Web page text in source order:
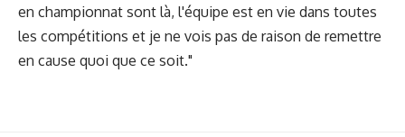
en championnat sont là, l'équipe est en vie dans toutes
les compétitions et je ne vois pas de raison de remettre
en cause quoi que ce soit."